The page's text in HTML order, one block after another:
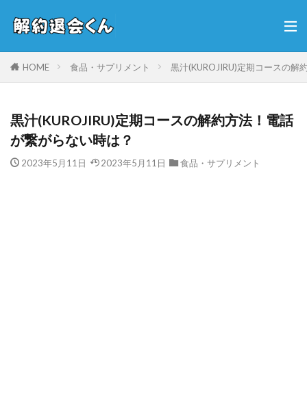
HOME 食品・サプリメント 黒汁(KUROJIRU)定期コースの解
黒汁(KUROJIRU)定期コースの解約方法！電話
が繋がらない時は？
2023年5月11日 2023年5月11日 食品・サプリメント